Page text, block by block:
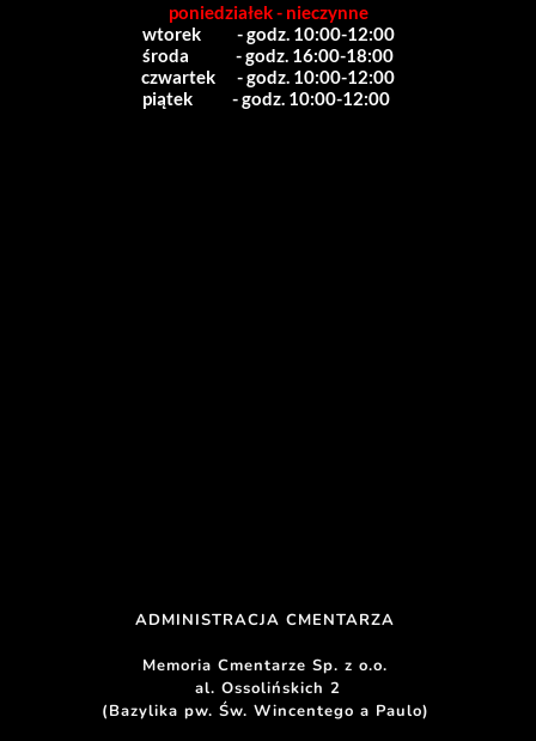
poniedziałek - nieczynne
wtorek          - godz. 10:00-12:00
środa             - godz. 16:00-18:00
czwartek      - godz. 10:00-12:00
piątek           - godz. 10:00-12:00
ADMINISTRACJA CMENTARZA
Memoria Cmentarze Sp. z o.o.
al. Ossolińskich 2
(Bazylika pw. Św. Wincentego a Paulo)